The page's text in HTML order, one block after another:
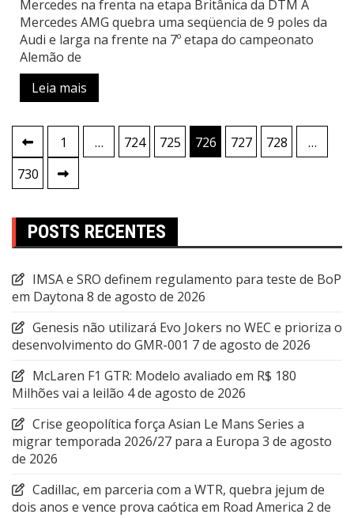
Mercedes na frenta na etapa Britânica da DTM A
Mercedes AMG quebra uma seqüencia de 9 poles da
Audi e larga na frente na 7º etapa do campeonato
Alemão de
Leia mais
Paginação
de
posts
1 … 724 725 726 727 728
…
730
POSTS RECENTES
IMSA e SRO definem regulamento para teste de BoP
em Daytona 8 de agosto de 2026
Genesis não utilizará Evo Jokers no WEC e prioriza o
desenvolvimento do GMR-001 7 de agosto de 2026
McLaren F1 GTR: Modelo avaliado em R$ 180
Milhões vai a leilão 4 de agosto de 2026
Crise geopolítica força Asian Le Mans Series a
migrar temporada 2026/27 para a Europa 3 de agosto
de 2026
Cadillac, em parceria com a WTR, quebra jejum de
dois anos e vence prova caótica em Road America 2 de